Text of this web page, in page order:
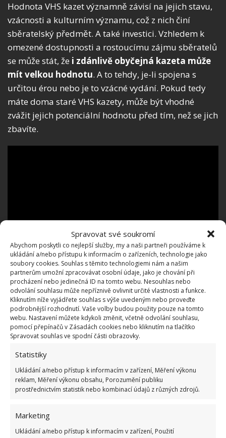
Spravovat své soukromí
Abychom poskytli co nejlepší služby, my a naši partneři používáme k
ukládání a/nebo přístupu k informacím o zařízeních, technologie jako
soubory cookies. Souhlas s těmito technologiemi nám a našim
partnerům umožní zpracovávat osobní údaje, jako je chování při
procházení nebo jedinečná ID na tomto webu. Nesouhlas nebo
odvolání souhlasu může nepříznivě ovlivnit určité vlastnosti a funkce.
Kliknutím níže vyjádřete souhlas s výše uvedeným nebo proveďte
podrobnější rozhodnutí. Vaše volby budou použity pouze na tomto
webu. Nastavení můžete kdykoli změnit, včetně odvolání souhlasu,
pomocí přepínačů v Zásadách cookies nebo kliknutím na tlačítko
Spravovat souhlas ve spodní části obrazovky.
Statistiky
Ukládání a/nebo přístup k informacím v zařízení, Měření výkonu
reklam, Měření výkonu obsahu, Porozumění publiku
prostřednictvím statistik nebo kombinací údajů z různých zdrojů.
Marketing
Ukládání a/nebo přístup k informacím v zařízení, Použití
Hodnota VHS kazet významně závisí na jejich stavu,
vzácnosti a kulturním významu, což z nich činí
sběratelský předmět. A také investici. Vzhledem k
omezené dostupnosti a rostoucímu zájmu sběratelů
se může stát, že i zdánlivě obyčejná kazeta může
mít velkou hodnotu. A to tehdy, je-li spojena s
určitou érou nebo je to vzácné vydání. Pokud tedy
máte doma staré VHS kazety, může být vhodné
zvážit jejich potenciální hodnotu před tím, než se jich
zbavíte.
VHS kazety nejsou jedinými médii, která postupně
zastarala, proto využil šikovný kutil staráCD
k opravě obkladův kuchyni, jak jsme na webu